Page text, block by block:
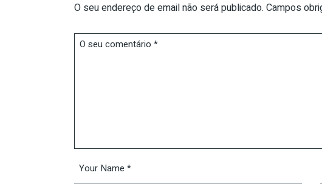
O seu endereço de email não será publicado. Campos